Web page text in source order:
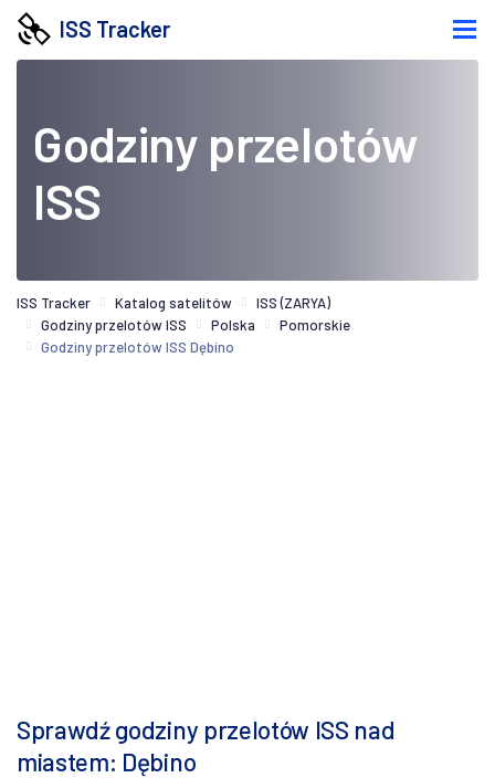
ISS Tracker
Godziny przelotów
ISS
ISS Tracker Katalog satelitów
ISS (ZARYA)
Godziny przelotów ISS
Polska
Pomorskie
Godziny przelotów ISS Dębino
Sprawdź godziny przelotów ISS nad
miastem: Dębino